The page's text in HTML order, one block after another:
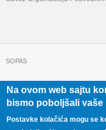
SOPAS
+381 11 322 22 32
Na ovom web sajtu
bismo poboljšali
Postavke kolačića mogu se